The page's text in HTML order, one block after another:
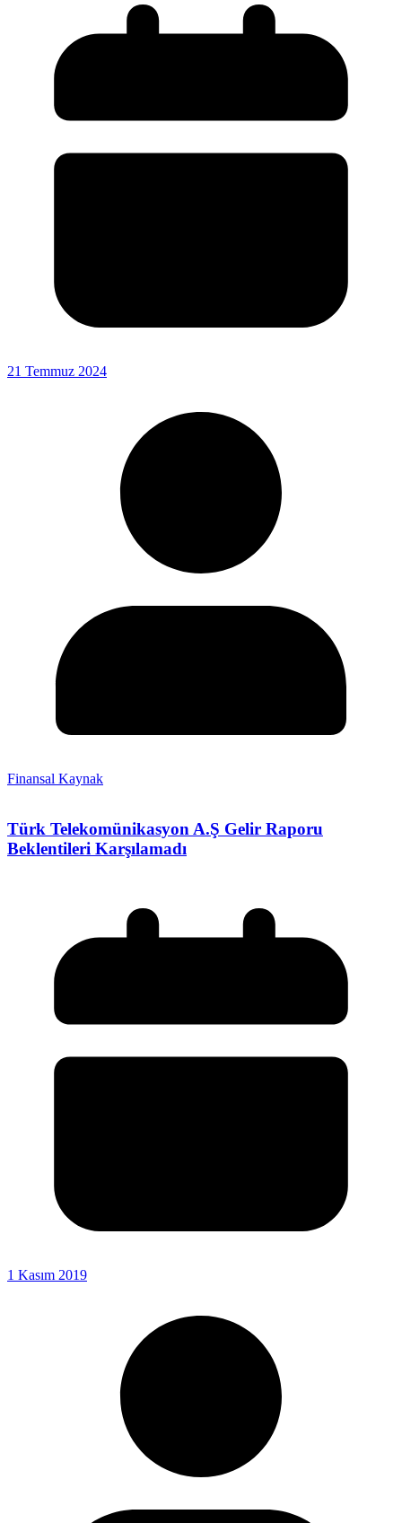
21 Temmuz 2024
Finansal Kaynak
Türk Telekomünikasyon A.Ş Gelir Raporu
Beklentileri Karşılamadı
1 Kasım 2019